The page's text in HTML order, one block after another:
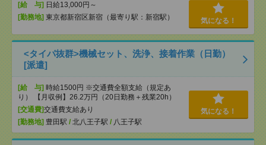
[給 与] 日給13,000円～
[勤務地] 東京都新宿区新宿（最寄り駅：新宿駅） 気になる！
<タイパ抜群>機械セット、洗浄、接着作業（日勤）
[派遣]
[給 与] 時給1500円 ※交通費全額支給（規定あ
り） 【月収例】26.2万円（20日勤務＋残業20h）
[交通費]交通費支給あり
[勤務地] 豊田駅 / 北八王子駅 / 八王子駅
気になる！